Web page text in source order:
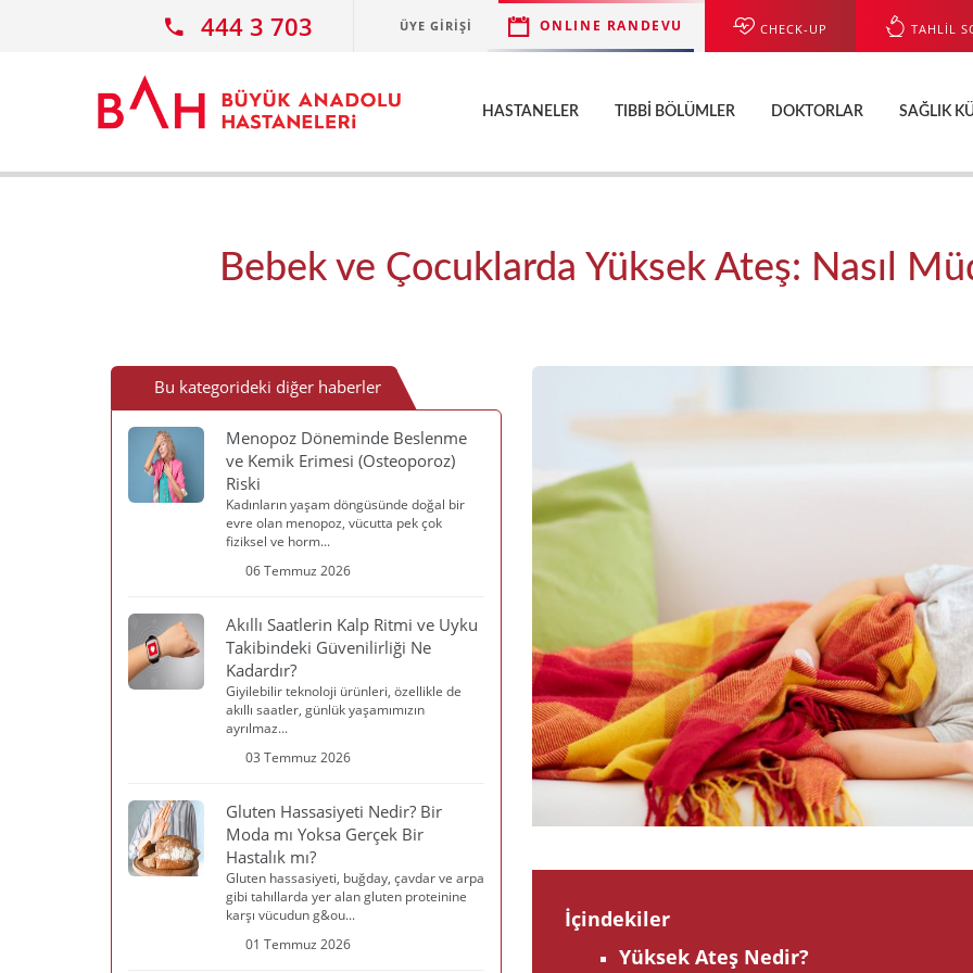
444 3 703 ÜYE GIRIŞI ONLINE RANDEVU CHECK-UP TAHLİL
HASTANELER TIBBI BÖLÜMLER DOKTORLAR SAĞLIK
Bebek ve Çocuklarda Yüksek Ateş: Nasıl
İçindekiler
Yüksek Ateş Nedir?
Bu kategorideki diğer haberler
Menopoz Döneminde Beslenme
ve Kemik Erimesi (Osteoporoz)
Riski
Kadınların yaşam döngüsünde doğal bir
evre olan menopoz, vücutta pek çok
fiziksel ve horm...
06 Temmuz 2026
Akıllı Saatlerin Kalp Ritmi ve Uyku
Takibindeki Güvenilirliği Ne
Kadardır?
Giyilebilir teknoloji ürünleri, özellikle de
akıllı saatler, günlük yaşamımızın
ayrılmaz...
03 Temmuz 2026
Gluten Hassasiyeti Nedir? Bir
Moda mı Yoksa Gerçek Bir
Hastalık mı?
Gluten hassasiyeti, buğday, çavdar ve arpa
gibi tahıllarda yer alan gluten proteinine
karşı vücudun g&ou...
01 Temmuz 2026